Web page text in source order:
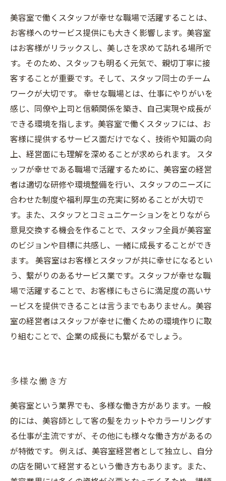
美容室で働くスタッフが幸せな職場で活躍することは、
お客様へのサービス提供にも大きく影響します。美容室
はお客様がリラックスし、美しさを求めて訪れる場所で
す。そのため、スタッフも明るく元気で、親切丁寧に接
客することが重要です。そして、スタッフ同士のチーム
ワークが大切です。 幸せな職場とは、仕事にやりがいを
感じ、同僚や上司と信頼関係を築き、自己実現や成長が
できる環境を指します。美容室で働くスタッフには、お
客様に提供するサービス面だけでなく、技術や知識の向
上、経営面にも理解を深めることが求められます。 スタ
ッフが幸せである職場で活躍するために、美容室の経営
者は適切な研修や環境整備を行い、スタッフのニーズに
合わせた制度や福利厚生の充実に努めることが大切で
す。また、スタッフとコミュニケーションをとりながら
意見交換する機会を作ることで、スタッフ全員が美容室
のビジョンや目標に共感し、一緒に成長することができ
ます。 美容室はお客様とスタッフが共に幸せになるとい
う、繋がりのあるサービス業です。スタッフが幸せな職
場で活躍することで、お客様にもさらに満足度の高いサ
ービスを提供できることは言うまでもありません。美容
室の経営者はスタッフが幸せに働くための環境作りに取
り組むことで、企業の成長にも繋がるでしょう。
多様な働き方
美容室という業界でも、多様な働き方があります。一般
的には、美容師として客の髪をカットやカラーリングす
る仕事が主流ですが、その他にも様々な働き方があるの
が特徴です。 例えば、美容室経営者として独立し、自分
の店を開いて経営するという働き方もあります。また、